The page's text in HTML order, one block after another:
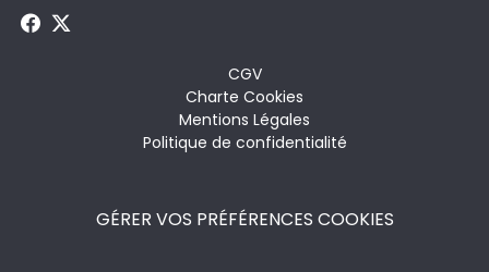
CGV
Charte Cookies
Mentions Légales
Politique de confidentialité
GÉRER VOS PRÉFÉRENCES COOKIES